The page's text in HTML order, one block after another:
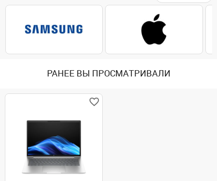
РАНЕЕ ВЫ ПРОСМАТРИВАЛИ